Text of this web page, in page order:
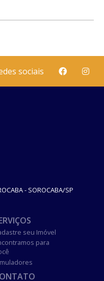
sociais
- SOROCABA/SP
seu Imóvel
para